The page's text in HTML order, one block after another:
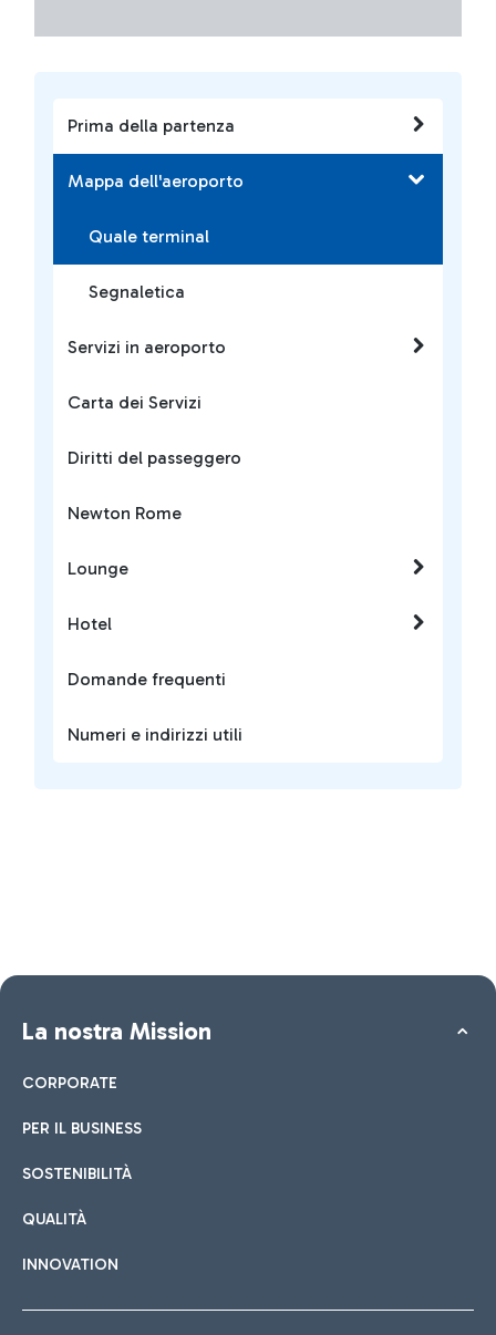
Prima della partenza
Mappa dell'aeroporto
Quale terminal
Segnaletica
Servizi in aeroporto
Carta dei Servizi
Diritti del passeggero
Newton Rome
Lounge
Hotel
Domande frequenti
Numeri e indirizzi utili
La nostra Mission
CORPORATE
PER IL BUSINESS
SOSTENIBILITÀ
QUALITÀ
INNOVATION